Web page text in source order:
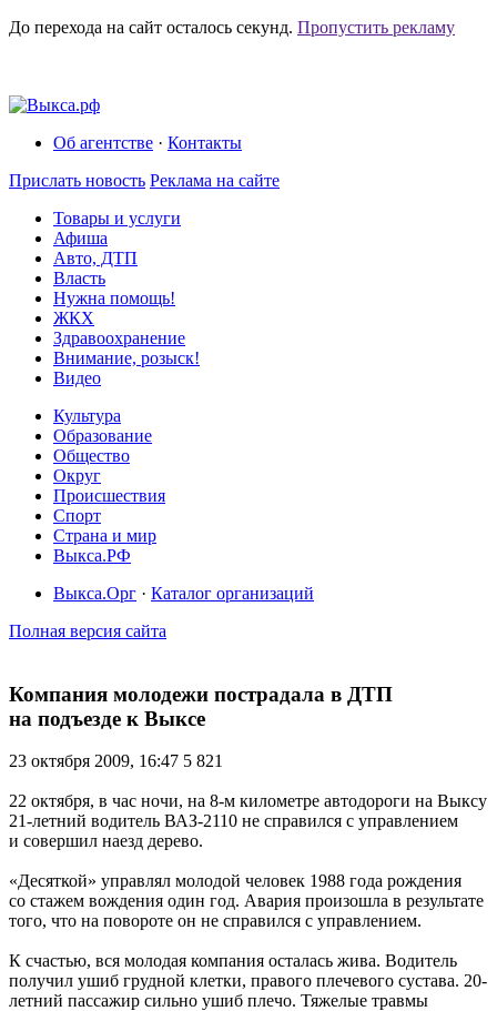
До перехода на сайт осталось секунд. Пропустить рекламу
Об агентстве · Контакты
Прислать новость Реклама на сайте
Товары и услуги
Афиша
Авто, ДТП
Власть
Нужна помощь!
ЖКХ
Здравоохранение
Внимание, розыск!
Видео
Культура
Образование
Общество
Округ
Происшествия
Спорт
Страна и мир
Выкса.РФ
Выкса.Орг · Каталог организаций
Полная версия сайта
Компания молодежи пострадала в ДТП
на подъезде к Выксе
23 октября 2009, 16:47 5 821
22 октября, в час ночи, на 8-м километре автодороги на Выксу
21-летний водитель ВАЗ-2110 не справился с управлением
и совершил наезд дерево.
«Десяткой» управлял молодой человек 1988 года рождения
со стажем вождения один год. Авария произошла в результате
того, что на повороте он не справился с управлением.
К счастью, вся молодая компания осталась жива. Водитель
получил ушиб грудной клетки, правого плечевого сустава. 20-
летний пассажир сильно ушиб плечо. Тяжелые травмы